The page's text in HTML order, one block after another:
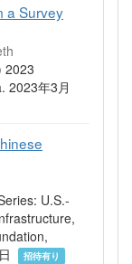
a Survey
2023
2023年3月
U.S.-
招待有り